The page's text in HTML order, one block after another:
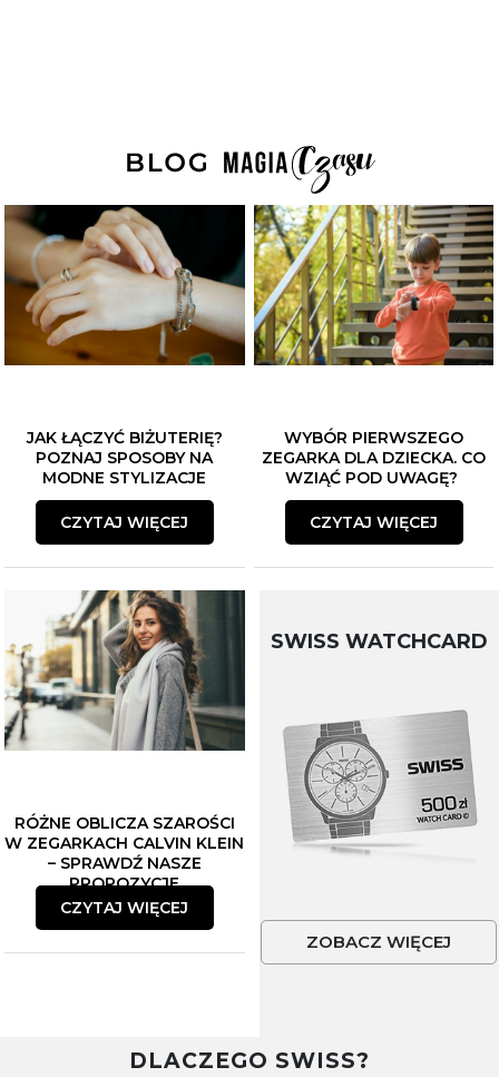
JAK ŁĄCZYĆ BIŻUTERIĘ?
POZNAJ SPOSOBY NA
MODNE STYLIZACJE
CZYTAJ WIĘCEJ
WYBÓR PIERWSZEGO
ZEGARKA DLA DZIECKA. CO
WZIĄĆ POD UWAGĘ?
CZYTAJ WIĘCEJ
RÓŻNE OBLICZA SZAROŚCI
W ZEGARKACH CALVIN KLEIN
– SPRAWDŹ NASZE
PROPOZYCJE
CZYTAJ WIĘCEJ
SWISS WATCHCARD
ZOBACZ WIĘCEJ
DLACZEGO SWISS?